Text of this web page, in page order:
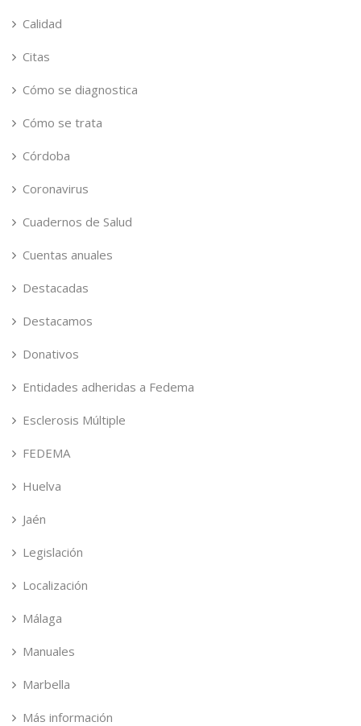
Calidad
Citas
Cómo se diagnostica
Cómo se trata
Córdoba
Coronavirus
Cuadernos de Salud
Cuentas anuales
Destacadas
Destacamos
Donativos
Entidades adheridas a Fedema
Esclerosis Múltiple
FEDEMA
Huelva
Jaén
Legislación
Localización
Málaga
Manuales
Marbella
Más información